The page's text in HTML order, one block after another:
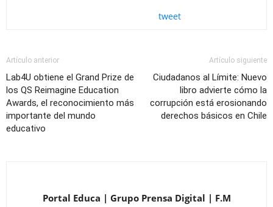
tweet
Artículo anterior
Lab4U obtiene el Grand Prize de
los QS Reimagine Education
Awards, el reconocimiento más
importante del mundo
educativo
Artículo siguiente
Ciudadanos al Límite: Nuevo
libro advierte cómo la
corrupción está erosionando
derechos básicos en Chile
Portal Educa | Grupo Prensa Digital | F.M